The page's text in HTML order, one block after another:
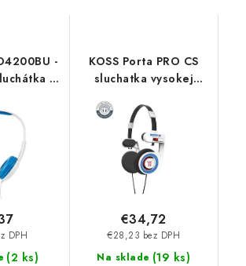
-
|
1.20 m |
(2 ks)
DPH
KOSS Porta PRO CS
sluchatka vysokej
edicia CS PORTA PRO
CS Koss
Na sklade (19 ks)
€28,23 bez DPH
€34,72